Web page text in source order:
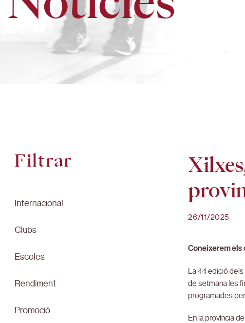
Filtrar
Internacional
Clubs
Escoles
Rendiment
Promoció
26/11/2025
Coneixerem els
La 44 edició
de setmana les
programades
En la província